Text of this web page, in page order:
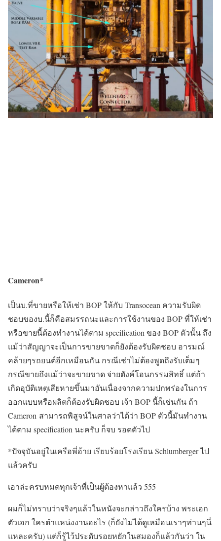
Cameron*
เป็นบ.ที่ขายหรือให้เช่า BOP ให้กับ Transocean ความรับผิด
ชอบของบ.นี้ก็คือสมรรถนะและการใช้งานของ BOP ที่ให้เช่า
หรือขายนี้ต้องทำงานได้ตาม specification ของ BOP ตัวนั้น ถึง
แม้ว่าสัญญาจะเป็นการขายขาดก็ยังต้องรับผิดชอบ อารมณ์
คล้ายๆรถยนต์อีกเหมือนกัน กรณีเช่าไม่ต้องพูดถึงรับเต็มๆ
กรณีขายถึงแม้ว่าจะขายขาด จ่ายตังค์โอนกรรมสิทธิ์ แต่ถ้า
เกิดอุบัติเหตุเสียหายขึ้นมาอันเนื่องจากความปกพร่องในการ
ออกแบบหรือผลิตก็ต้องรับผิดชอบ เจ้า BOP นี้ก็เช่นกัน ถ้า
Cameron สามารถพิสูจน์ในศาลว่าได้ว่า BOP ตัวนี้มันทำงาน
ได้ตาม specification นะครับ ก็จบ รอดตัวไป
*ปัจจุบันอยู่ในเครือพี่อ้าย เรียบร้อยโรงเรียน Schlumberger ไป
แล้วครับ
เอาล่ะครบหมดทุกเจ้าที่เป็นผู้ต้องหาแล้ว 555
ผมก็ไม่ทราบว่าจริงๆแล้วในหนังจะกล่าวถึงใครบ้าง พระเอก
ตัวเอก ใครตำแหน่งงานอะไร (ก็ยังไม่ได้ดูเหมือนเราๆท่านๆนี่
แหละครับ) แต่ก็รู้ไว้ประดับรอยหยักในสมองก็แล้วกันว่า ใน